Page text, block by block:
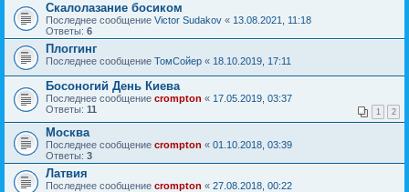
Скалолазание босиком
Последнее сообщение Victor Sudakov « 13.08.2021, 11:18
Ответы: 6
Плоггинг
Последнее сообщение ТомСойер « 18.10.2019, 17:11
Босоногий День Киева
Последнее сообщение crompton « 17.05.2019, 03:37
Ответы: 11 1 2
Москва
Последнее сообщение crompton « 01.10.2018, 03:39
Ответы: 3
Латвия
Последнее сообщение crompton « 27.08.2018, 00:22